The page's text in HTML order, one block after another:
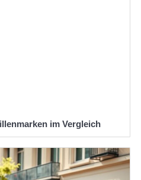
im Vergleich